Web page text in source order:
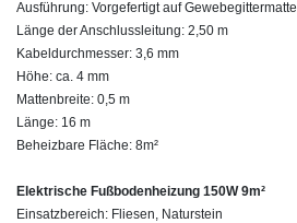
Ausführung: Vorgefertigt auf Gewebegittermatte
Länge der Anschlussleitung: 2,50 m
Kabeldurchmesser: 3,6 mm
Höhe: ca. 4 mm
Mattenbreite: 0,5 m
Länge: 16 m
Beheizbare Fläche: 8m²
Elektrische Fußbodenheizung 150W 9m²
Einsatzbereich: Fliesen, Naturstein